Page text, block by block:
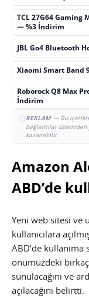
TCL 27G64 Gaming
— %3 İndirim
JBL Go4 Bluetooth
Xiaomi Smart Band
Roborock Q8 Max
İndirim
REKLAM— Bu içerikte
bağlantılar üzerinden
kazanabilir.
Amazon
ABD’de
Yeni web sitesi ve
kullanıcılara
ABD’de
önümüzdeki birkaç
sunulacağını ve
açılacağını belirtti.